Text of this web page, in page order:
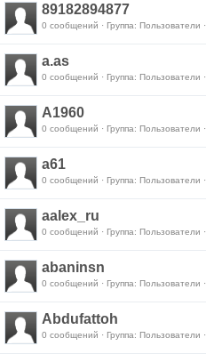
89182894877
0 сообщений · Группа: Пользователи ·
a.as
0 сообщений · Группа: Пользователи ·
A1960
0 сообщений · Группа: Пользователи ·
a61
0 сообщений · Группа: Пользователи ·
aalex_ru
0 сообщений · Группа: Пользователи ·
abaninsn
0 сообщений · Группа: Пользователи ·
Abdufattoh
0 сообщений · Группа: Пользователи ·